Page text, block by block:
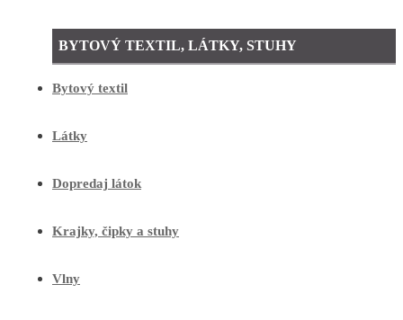
BYTOVÝ TEXTIL, LÁTKY, STUHY
Bytový textil
Látky
Dopredaj látok
Krajky, čipky a stuhy
Vlny